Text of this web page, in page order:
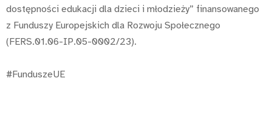
dostępności edukacji dla dzieci i młodzieży” finansowanego
z Funduszy Europejskich dla Rozwoju Społecznego
(FERS.01.06-IP.05-0002/23).
#FunduszeUE